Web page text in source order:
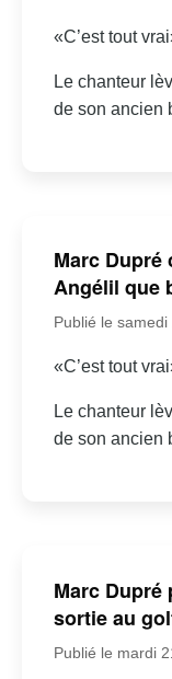
«C’est tout
Le chanteur
de son ancien
Marc Dupré
Angélil que
Publié le
«C’est tout
Le chanteur
de son ancien
Marc Dupré
sortie au
Publié le mardi